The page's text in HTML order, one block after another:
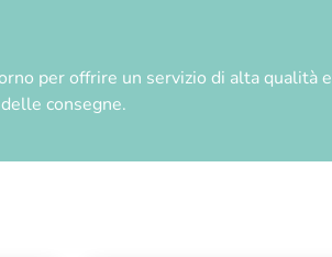
per offrire un servizio di alta qualità e
consegne.